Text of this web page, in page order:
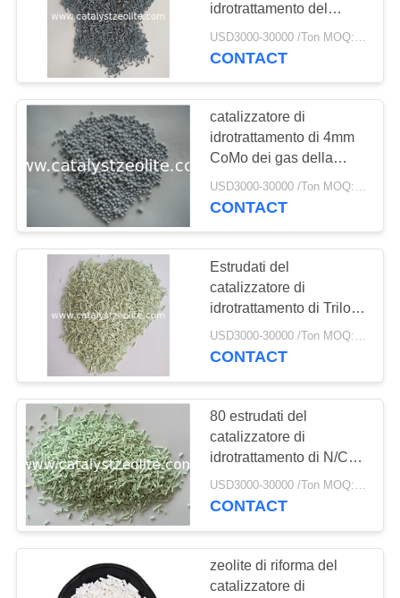
MAPPA
SITO
PRIVACY
POLICY
Zeolite SAPO-34
Zeolite TS-1
Catalizzatore della
NTA
10
idrotrattamento del
trasportatore 3mm
dell'allumina
CONTACT
catalizzatore di
idrotrattamento di 4mm
CoMo dei gas della
coda di Claus
USD3000-30000 /Ton MOQ:1 chilogrammo
CONTACT
Estrudati del
catalizzatore di
idrotrattamento di Trilope
di SCOMMESSA 150
USD3000-30000 /Ton MOQ:1 chilogrammo
CONTACT
80 estrudati del
catalizzatore di
idrotrattamento di N/Cm
2mm Paraffine
USD3000-30000 /Ton MOQ:1 chilogrammo
CONTACT
zeolite di riforma del
catalizzatore di